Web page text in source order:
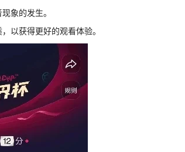
象的发生。
以获得更好的观看体验。